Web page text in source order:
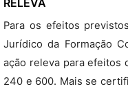
RELEVA
Para os efeitos
Jurídico da Formação
ação releva para efeitos
240 e 600. Mais se